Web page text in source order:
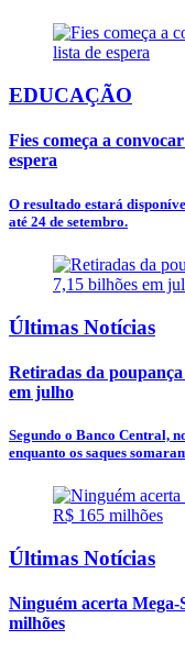
EDUCAÇÃO
Fies começa a
espera
O resultado estará
até 24 de setembro.
Últimas Notícias
Retiradas da
em julho
Segundo o Banco Central,
enquanto os saques
Últimas Notícias
Ninguém acerta
milhões